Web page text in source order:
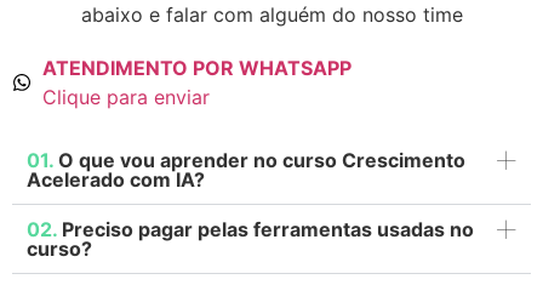
abaixo e falar com alguém do nosso time
ATENDIMENTO POR WHATSAPP
Clique para enviar
01. O que vou aprender no curso Crescimento
Acelerado com IA?
02. Preciso pagar pelas ferramentas usadas no
curso?